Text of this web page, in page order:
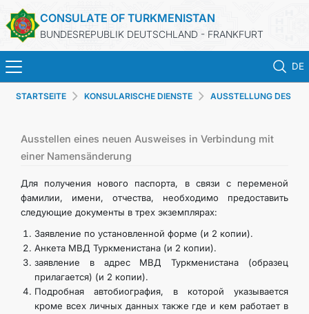
CONSULATE OF TURKMENISTAN
BUNDESREPUBLIK DEUTSCHLAND - FRANKFURT
DE
STARTSEITE
AKTUELLES
KONSULARISCHE DIENSTE
TURKMENISTAN
KONTAKT
STARTSEITE KONSULARISCHE DIENSTE AUSSTELLUNG DES
Ausstellen eines neuen Ausweises in Verbindung mit
einer Namensänderung
Для получения нового паспорта, в связи с переменой
фамилии, имени, отчества, необходимо предоставить
следующие документы в трех экземплярах:
Заявление по установленной форме (и 2 копии).
Анкета МВД Туркменистана (и 2 копии).
заявление в адрес МВД Туркменистана (образец
прилагается) (и 2 копии).
Подробная автобиография, в которой указывается
кроме всех личных данных также где и кем работает в